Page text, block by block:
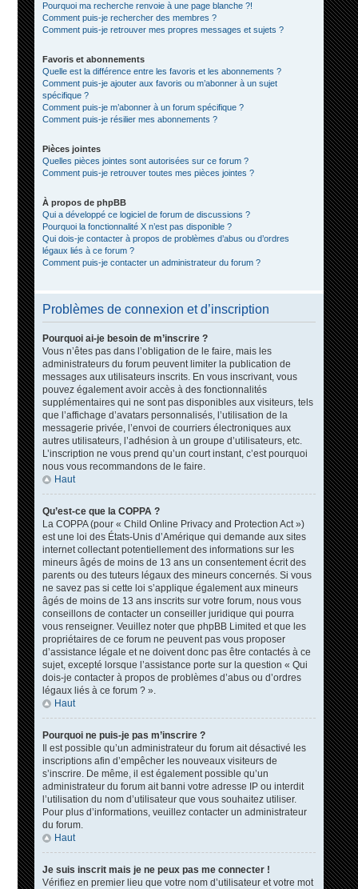
Pourquoi ma recherche renvoie à une page blanche ?!
Comment puis-je rechercher des membres ?
Comment puis-je retrouver mes propres messages et sujets ?
Favoris et abonnements
Quelle est la différence entre les favoris et les abonnements ?
Comment puis-je ajouter aux favoris ou m’abonner à un sujet
spécifique ?
Comment puis-je m’abonner à un forum spécifique ?
Comment puis-je résilier mes abonnements ?
Pièces jointes
Quelles pièces jointes sont autorisées sur ce forum ?
Comment puis-je retrouver toutes mes pièces jointes ?
À propos de phpBB
Qui a développé ce logiciel de forum de discussions ?
Pourquoi la fonctionnalité X n’est pas disponible ?
Qui dois-je contacter à propos de problèmes d’abus ou d’ordres
légaux liés à ce forum ?
Comment puis-je contacter un administrateur du forum ?
Problèmes de connexion et d’inscription
Pourquoi ai-je besoin de m’inscrire ?
Vous n’êtes pas dans l’obligation de le faire, mais les
administrateurs du forum peuvent limiter la publication de
messages aux utilisateurs inscrits. En vous inscrivant, vous
pouvez également avoir accès à des fonctionnalités
supplémentaires qui ne sont pas disponibles aux visiteurs, tels
que l’affichage d’avatars personnalisés, l’utilisation de la
messagerie privée, l’envoi de courriers électroniques aux
autres utilisateurs, l’adhésion à un groupe d’utilisateurs, etc.
L’inscription ne vous prend qu’un court instant, c’est pourquoi
nous vous recommandons de le faire.
Haut
Qu’est-ce que la COPPA ?
La COPPA (pour « Child Online Privacy and Protection Act »)
est une loi des États-Unis d’Amérique qui demande aux sites
internet collectant potentiellement des informations sur les
mineurs âgés de moins de 13 ans un consentement écrit des
parents ou des tuteurs légaux des mineurs concernés. Si vous
ne savez pas si cette loi s’applique également aux mineurs
âgés de moins de 13 ans inscrits sur votre forum, nous vous
conseillons de contacter un conseiller juridique qui pourra
vous renseigner. Veuillez noter que phpBB Limited et que les
propriétaires de ce forum ne peuvent pas vous proposer
d’assistance légale et ne doivent donc pas être contactés à ce
sujet, excepté lorsque l’assistance porte sur la question « Qui
dois-je contacter à propos de problèmes d’abus ou d’ordres
légaux liés à ce forum ? ».
Haut
Pourquoi ne puis-je pas m’inscrire ?
Il est possible qu’un administrateur du forum ait désactivé les
inscriptions afin d’empêcher les nouveaux visiteurs de
s’inscrire. De même, il est également possible qu’un
administrateur du forum ait banni votre adresse IP ou interdit
l’utilisation du nom d’utilisateur que vous souhaitez utiliser.
Pour plus d’informations, veuillez contacter un administrateur
du forum.
Haut
Je suis inscrit mais je ne peux pas me connecter !
Vérifiez en premier lieu que votre nom d’utilisateur et votre mot